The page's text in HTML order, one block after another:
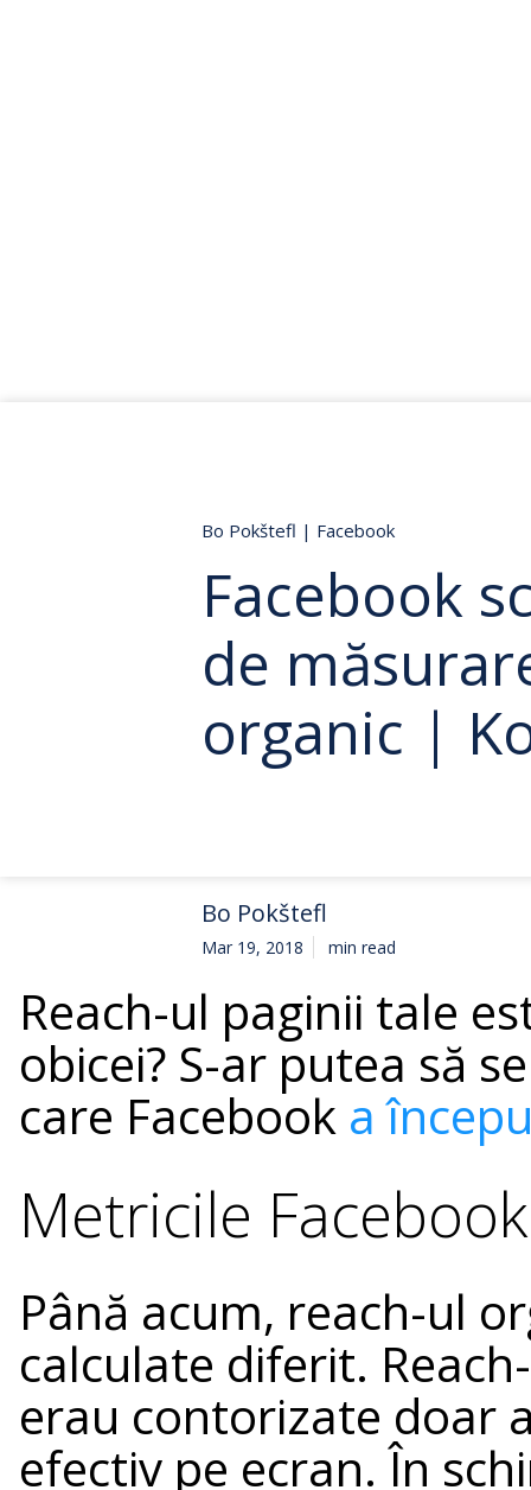
Bo Pokštefl | Facebook
Facebook
de
organic |
Bo Pokštefl
Mar 19, 2018 min read
Reach-ul paginii tale
obicei? S-ar putea să
care Facebook a
Metricile Facebook
Până acum, reach-ul
calculate diferit.
erau contorizate doar
efectiv pe ecran. În